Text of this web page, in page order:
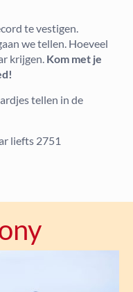
te vestigen.
we tellen. Hoeveel
krijgen. Kom met je
tellen in de
liefts 2751